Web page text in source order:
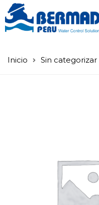
Inicio Sin categorizar